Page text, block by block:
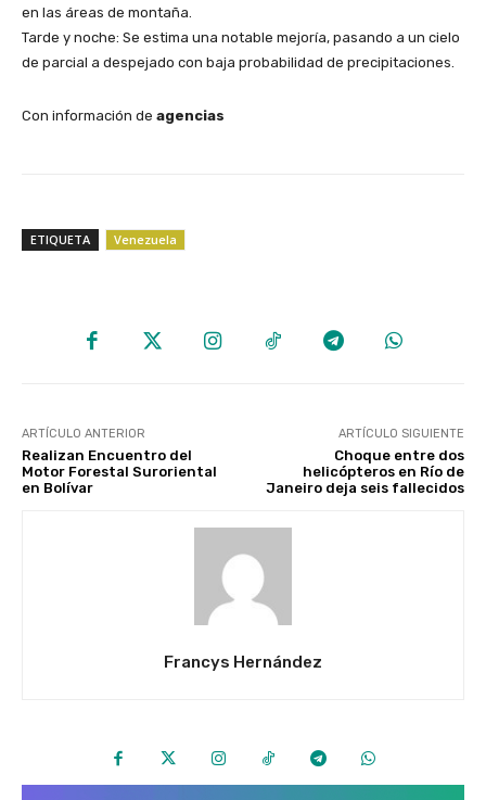
en las áreas de montaña.
​Tarde y noche: Se estima una notable mejoría, pasando a un cielo
de parcial a despejado con baja probabilidad de precipitaciones.
​Con información de agencias
ETIQUETA Venezuela
ARTÍCULO ANTERIOR
Realizan Encuentro del
Motor Forestal Suroriental
en Bolívar
ARTÍCULO SIGUIENTE
Choque entre dos
helicópteros en Río de
Janeiro deja seis fallecidos
Francys Hernández